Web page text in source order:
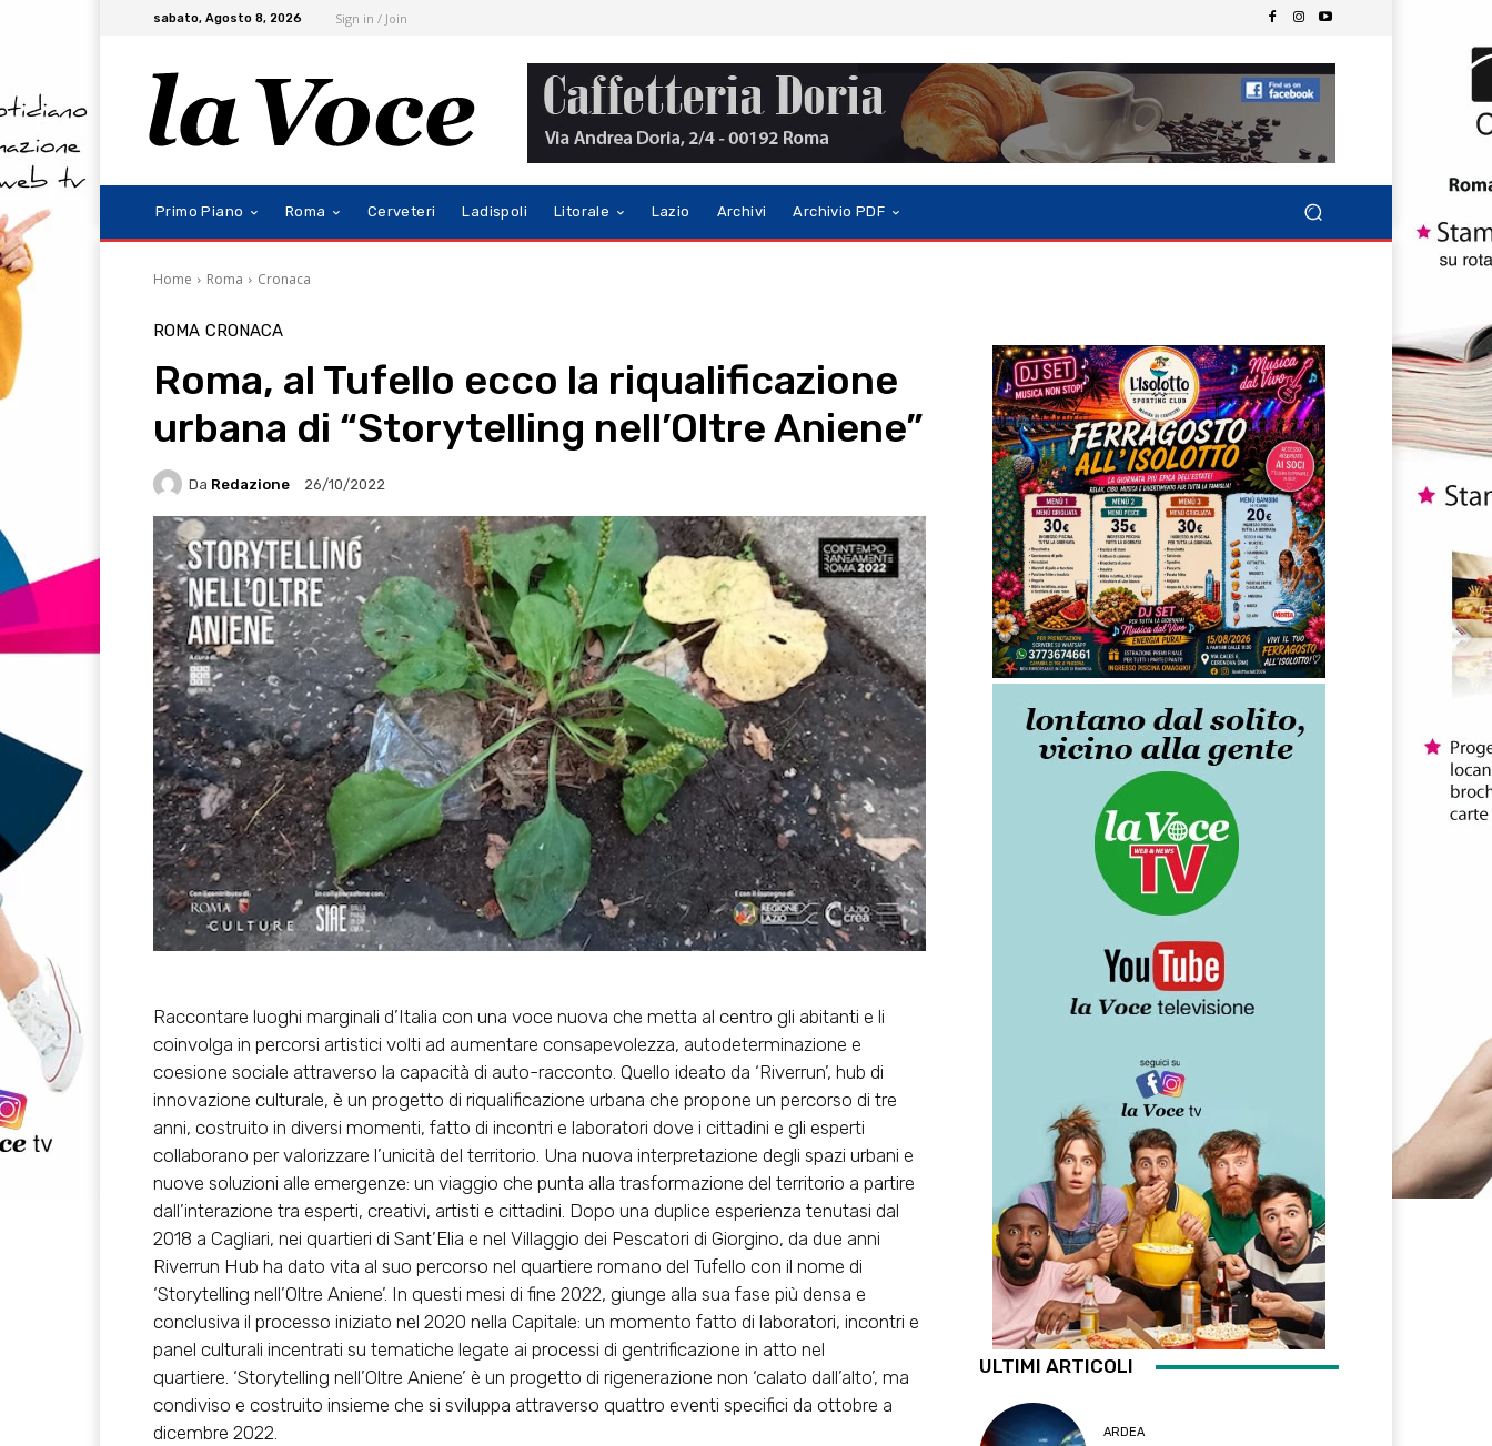
sabato, Agosto 8, 2026 Sign in / Join
Primo Piano Roma Cerveteri Ladispoli Litorale Lazio Archivi Archivio PDF
Home Roma Cronaca
ROMA CRONACA
Roma, al Tufello ecco la riqualificazione
urbana di “Storytelling nell’Oltre Aniene”
Da Redazione 26/10/2022
Raccontare luoghi marginali d’Italia con una voce nuova che metta al centro gli abitanti e li
coinvolga in percorsi artistici volti ad aumentare consapevolezza, autodeterminazione e
coesione sociale attraverso la capacità di auto-racconto. Quello ideato da ‘Riverrun’, hub di
innovazione culturale, è un progetto di riqualificazione urbana che propone un percorso di tre
anni, costruito in diversi momenti, fatto di incontri e laboratori dove i cittadini e gli esperti
collaborano per valorizzare l’unicità del territorio. Una nuova interpretazione degli spazi urbani e
nuove soluzioni alle emergenze: un viaggio che punta alla trasformazione del territorio a partire
dall’interazione tra esperti, creativi, artisti e cittadini. Dopo una duplice esperienza tenutasi dal
2018 a Cagliari, nei quartieri di Sant’Elia e nel Villaggio dei Pescatori di Giorgino, da due anni
Riverrun Hub ha dato vita al suo percorso nel quartiere romano del Tufello con il nome di
‘Storytelling nell’Oltre Aniene’. In questi mesi di fine 2022, giunge alla sua fase più densa e
conclusiva il processo iniziato nel 2020 nella Capitale: un momento fatto di laboratori, incontri e
panel culturali incentrati su tematiche legate ai processi di gentrificazione in atto nel
quartiere. ‘Storytelling nell’Oltre Aniene’ è un progetto di rigenerazione non ‘calato dall’alto’, ma
condiviso e costruito insieme che si sviluppa attraverso quattro eventi specifici da ottobre a
dicembre 2022.
ULTIMI ARTICOLI
ARDEA